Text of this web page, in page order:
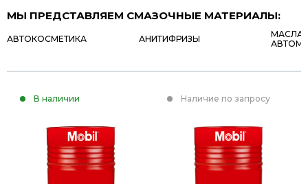
МЫ ПРЕДСТАВЛЯЕМ СМАЗОЧНЫЕ МАТЕРИАЛЫ:
АВТОКОСМЕТИКА АНИТИФРИЗЫ
МАСЛА
В наличии Наличие по запросу